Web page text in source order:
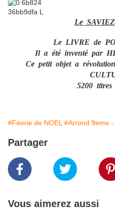
Le
Le LIVRE de
Il a été inventé par
Ce petit objet a
5200 titres
#Féerie de NOEL #Arrond 9eme
Partager
Vous aimerez aussi